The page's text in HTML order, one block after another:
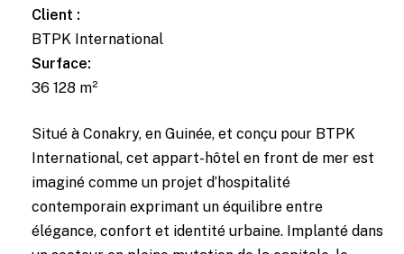
Client :
BTPK International
Surface:
36 128 m²
Situé à Conakry, en Guinée, et conçu pour BTPK
International, cet appart-hôtel en front de mer est
imaginé comme un projet d’hospitalité
contemporain exprimant un équilibre entre
élégance, confort et identité urbaine. Implanté dans